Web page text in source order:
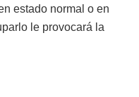
estado normal o en
le provocará la